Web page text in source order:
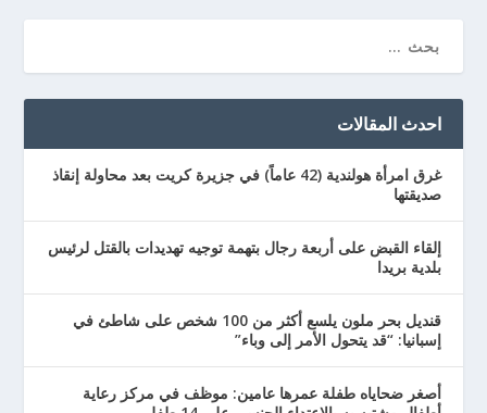
احدث المقالات
غرق امرأة هولندية (42 عاماً) في جزيرة كريت بعد محاولة إنقاذ
صديقتها
إلقاء القبض على أربعة رجال بتهمة توجيه تهديدات بالقتل لرئيس
بلدية بريدا
قنديل بحر ملون يلسع أكثر من 100 شخص على شاطئ في
إسبانيا: “قد يتحول الأمر إلى وباء”
أصغر ضحاياه طفلة عمرها عامين: موظف في مركز رعاية